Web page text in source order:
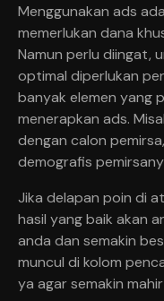
Menggunakan ads
memerlukan dana
Namun perlu diingat,
optimal diperlukan
banyak elemen yang
menerapkan ads.
dengan calon
demografis
Jika delapan poin di
hasil yang baik akan
anda dan semakin
muncul di kolom
ya agar semakin